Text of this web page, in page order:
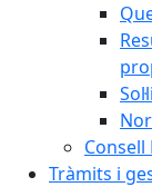
Tràmits i